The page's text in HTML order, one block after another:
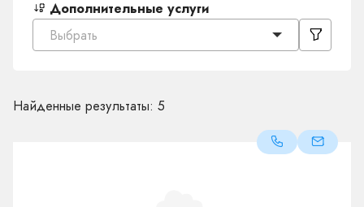
Дополнительные услуги
Выбрать
Найденные результаты: 5